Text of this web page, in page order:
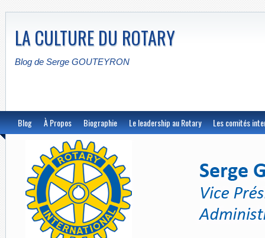
LA CULTURE DU ROTARY
Blog de Serge GOUTEYRON
Blog À Propos Biographie Le leadership au Rotary Les comités